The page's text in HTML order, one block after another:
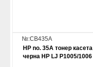
№:CB435A
HP no. 35A тонер касета
черна HP LJ P1005/1006